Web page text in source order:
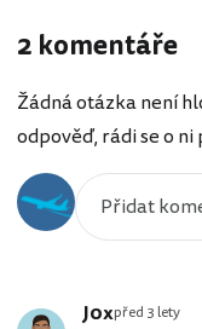
2 komentáře
Žádná otázka není
odpověď, rádi se o ni
J0xpřed 3 lety